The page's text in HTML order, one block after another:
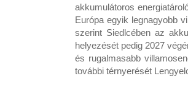
akkumulátoros
Európa egyik legnagyobb
szerint Siedlcében az
helyezését pedig 2027
és rugalmasabb
további térnyerését